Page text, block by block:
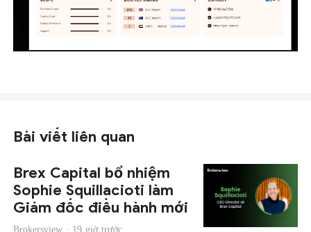
Bài viết liên quan
Brex Capital bổ nhiệm
Sophie Squillacioti làm
Giám đốc điều hành mới
Brokersview · 19 giờ trước